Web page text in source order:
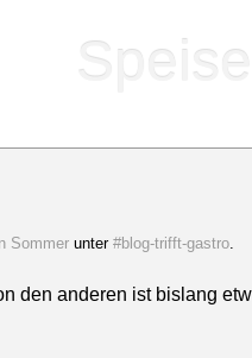
Sommer unter#blog-trifft-gastro.
den anderen ist bislang